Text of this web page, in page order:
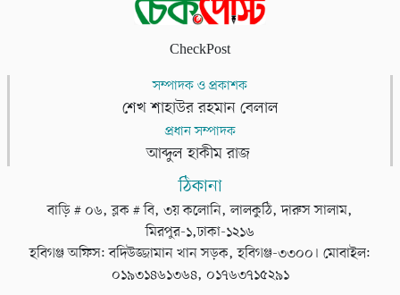
CheckPost
সম্পাদক ও প্রকাশক
শেখ শাহাউর রহমান বেলাল
প্রধান সম্পাদক
আব্দুল হাকীম রাজ
ঠিকানা
বাড়ি # ০৬, ব্লক # বি, ৩য় কলোনি, লালকুঠি, দারুস সালাম,
মিরপুর-১,ঢাকা-১২১৬
হবিগঞ্জ অফিস: বদিউজ্জামান খান সড়ক, হবিগঞ্জ-৩৩০০। মোবাইল:
০১৯৩১৪৬১৩৬৪, ০১৭৬৩৭১৫২৯১